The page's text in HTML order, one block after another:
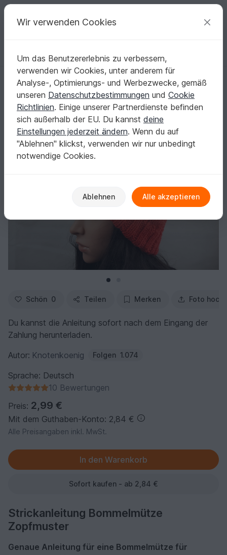
Deine kreativen Ideen
Deutsch | € (EUR) einloggen Kostenlos registrieren
Startseite Stricken Damen Mützen & Hüte
08 Strickanleitung BommelmützeZopfmuster rot
08 Strickanleitung BommelmützeZopfmuster
rot
Schön 0 Teilen Merken Foto
Du kannst die Anleitung sofort nach dem Eingang der
Zahlung herunterladen.
Autor: Knotenkoenig Folgen 1.074
Sprache: Deutsch
10 Bewertungen
Preis: 2,99 €
Mit dem Guthaben-Konto: 2,84 €
Alle Preisangaben inkl. MwSt.
Sofort kaufen - ab 2,84 €
Strickanleitung Bommelmütze
Zopfmuster
Genaue Anleitung für eine Bommelmütze für
Wir verwenden Cookies
Um das Benutzererlebnis zu verbessern,
verwenden wir Cookies, unter anderem für
Analyse-, Optimierungs- und Werbezwecke, gemäß
unseren Datenschutzbestimmungen und Cookie
Richtlinien. Einige unserer Partnerdienste befinden
sich außerhalb der EU. Du kannst deine
Einstellungen jederzeit ändern. Wenn du auf
"Ablehnen" klickst, verwenden wir nur unbedingt
notwendige Cookies.
Ablehnen Alle akzeptieren